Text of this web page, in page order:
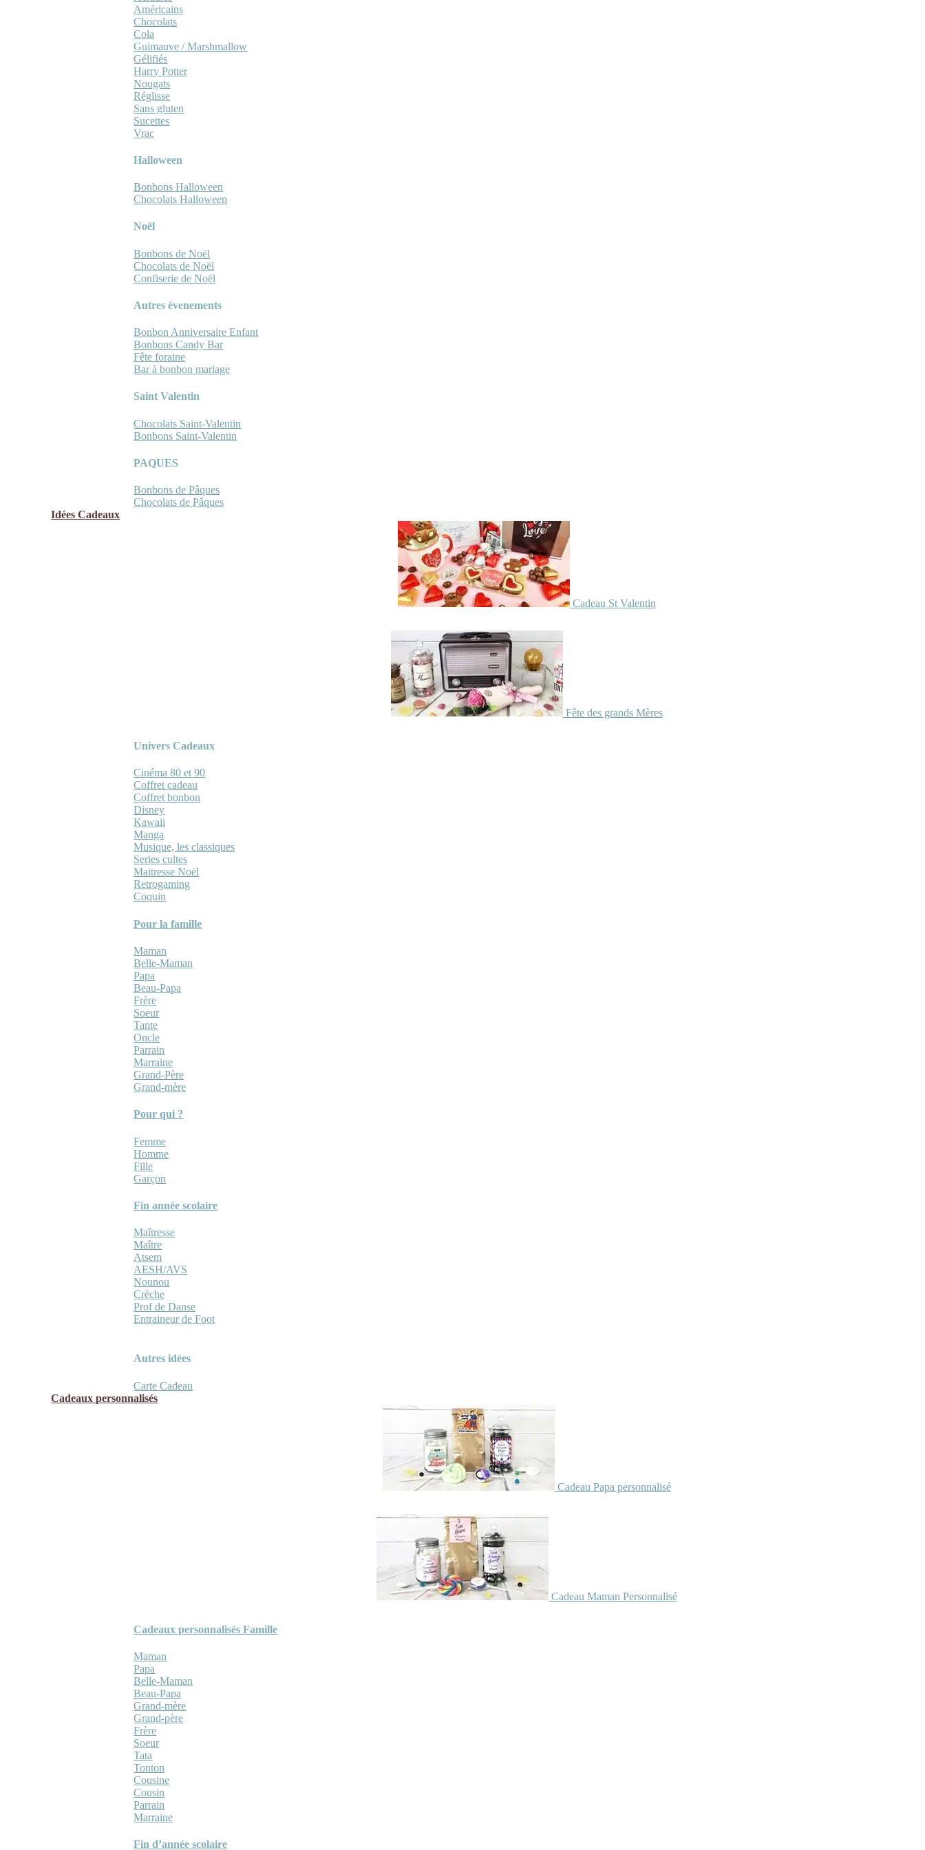
Américains
Chocolats
Cola
Guimauve / Marshmallow
Gélifiés
Harry Potter
Nougats
Réglisse
Sans gluten
Sucettes
Vrac
Halloween
Bonbons Halloween
Chocolats Halloween
Noël
Bonbons de Noël
Chocolats de Noël
Confiserie de Noël
Autres évenements
Bonbon Anniversaire Enfant
Bonbons Candy Bar
Fête foraine
Bar à bonbon mariage
Saint Valentin
Chocolats Saint-Valentin
Bonbons Saint-Valentin
PAQUES
Bonbons de Pâques
Chocolats de Pâques
Idées Cadeaux
Cadeau St Valentin
Fête des grands Mères
Univers Cadeaux
Cinéma 80 et 90
Coffret cadeau
Coffret bonbon
Disney
Kawaii
Manga
Musique, les classiques
Series cultes
Maitresse Noël
Retrogaming
Coquin
Pour la famille
Maman
Belle-Maman
Papa
Beau-Papa
Frère
Soeur
Tante
Oncle
Parrain
Marraine
Grand-Père
Grand-mère
Pour qui ?
Femme
Homme
Fille
Garçon
Fin année scolaire
Maîtresse
Maître
Atsem
AESH/AVS
Nounou
Crèche
Prof de Danse
Entraineur de Foot
Autres idées
Carte Cadeau
Cadeaux personnalisés
Cadeau Papa personnalisé
Cadeau Maman Personnalisé
Cadeaux personnalisés Famille
Maman
Papa
Belle-Maman
Beau-Papa
Grand-mère
Grand-père
Frère
Soeur
Tata
Tonton
Cousine
Cousin
Parrain
Marraine
Fin d’année scolaire